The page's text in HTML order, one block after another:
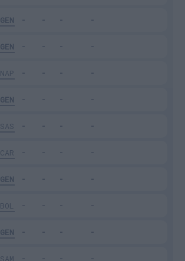
GEN
GEN
NAP
GEN
SAS
CAR
GEN
BOL
GEN
SAM